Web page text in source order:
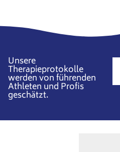
Unsere
Therapieprotokolle
werden von führenden
Athleten und Profis
geschätzt.